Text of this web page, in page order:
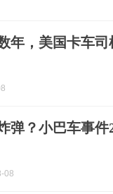
年，美国卡车司
弹？小巴车事件
08